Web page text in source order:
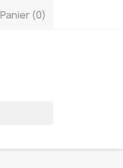
Panier (0)